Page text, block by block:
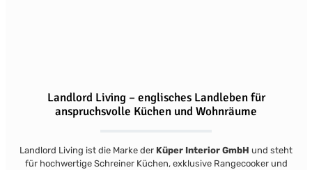
Landlord Living – englisches Landleben für
anspruchsvolle Küchen und Wohnräume
Landlord Living ist die Marke der Küper Interior GmbH und steht
für hochwertige Schreiner Küchen, exklusive Rangecooker und